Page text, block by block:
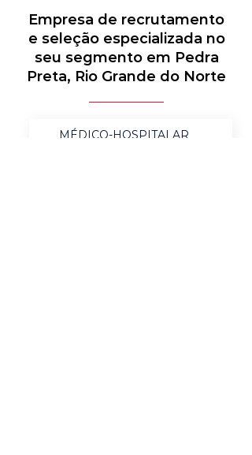
Empresa de recrutamento
e seleção especializada no
seu segmento em Pedra
Preta, Rio Grande do Norte
MÉDICO-HOSPITALAR